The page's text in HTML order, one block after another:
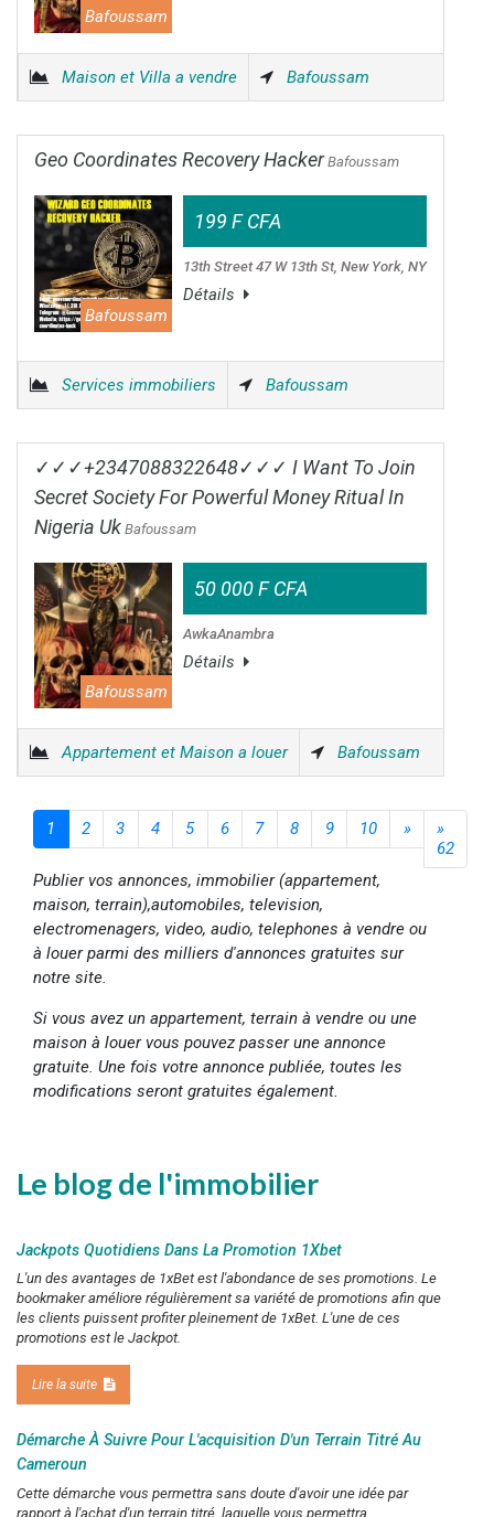
Bafoussam
Maison et Villa a vendre Bafoussam
Geo Coordinates Recovery HackerBafoussam
Bafoussam
199 F CFA
13th Street 47 W 13th St, New York, NY
Détails
Services immobiliers Bafoussam
✓✓✓+2347088322648✓✓✓ I Want To Join
Secret Society For Powerful Money Ritual In
Nigeria Uk Bafoussam
Bafoussam
50 000 F CFA
AwkaAnambra
Détails
Appartement et Maison a louer Bafoussam
1 2 3 4 5 6 7 8 9 10 »
»
62
Publier vos annonces, immobilier (appartement,
maison, terrain),automobiles, television,
electromenagers, video, audio, telephones à vendre ou
à louer parmi des milliers d'annonces gratuites sur
notre site.
Si vous avez un appartement, terrain à vendre ou une
maison à louer vous pouvez passer une annonce
gratuite. Une fois votre annonce publiée, toutes les
modifications seront gratuites également.
Le blog de l'immobilier
Jackpots Quotidiens Dans La Promotion 1Xbet
L'un des avantages de 1xBet est l'abondance de ses promotions. Le
bookmaker améliore régulièrement sa variété de promotions afin que
les clients puissent profiter pleinement de 1xBet. L'une de ces
promotions est le Jackpot.
Lire la suite
Démarche À Suivre Pour L'acquisition D'un Terrain Titré Au
Cameroun
Cette démarche vous permettra sans doute d'avoir une idée par
rapport à l'achat d'un terrain titré, laquelle vous permettra